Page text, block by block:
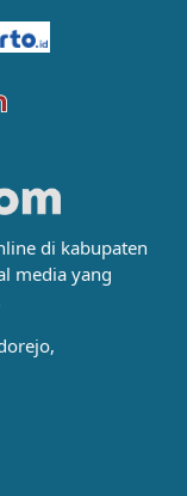
di kabupaten
media yang